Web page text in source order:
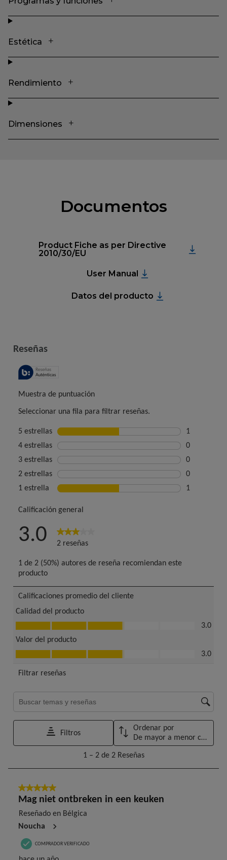
Estética
Rendimiento
Dimensiones
Documentos
Product Fiche as per Directive
2010/30/EU
User Manual
Datos del producto